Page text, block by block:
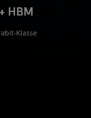
HBM
Klasse